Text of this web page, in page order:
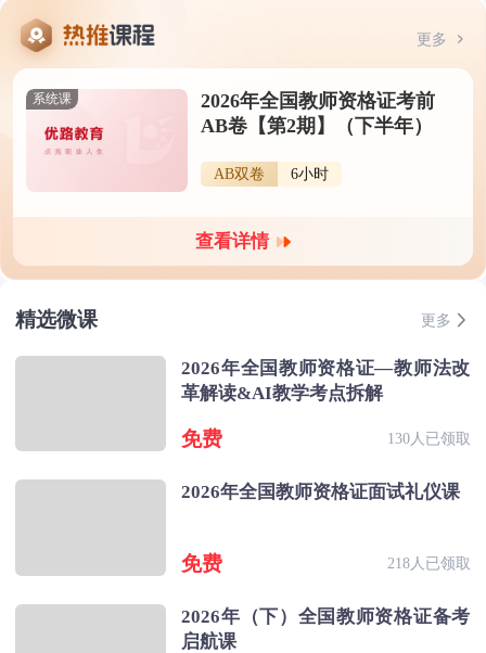
更多
系统课
2026年全国教师资格证考前
AB卷【第2期】（下半年）
AB双卷 6小时
查看详情
精选微课 更多
2026年全国教师资格证—教师法改
革解读&AI教学考点拆解
免费 130人已领取
2026年全国教师资格证面试礼仪课
免费 218人已领取
2026年（下）全国教师资格证备考
启航课